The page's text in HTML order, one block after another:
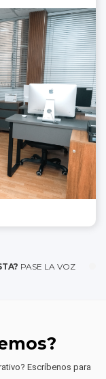
PASE LA VOZ
Escríbenos para